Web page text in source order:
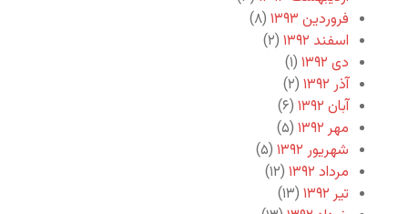
فروردین ۱۳۹۳
(۸)
اسفند ۱۳۹۲
(۲)
دی ۱۳۹۲
(۱)
آذر ۱۳۹۲
(۲)
آبان ۱۳۹۲
(۶)
مهر ۱۳۹۲
(۵)
شهریور ۱۳۹۲
(۵)
مرداد ۱۳۹۲
(۱۲)
تیر ۱۳۹۲
(۱۳)